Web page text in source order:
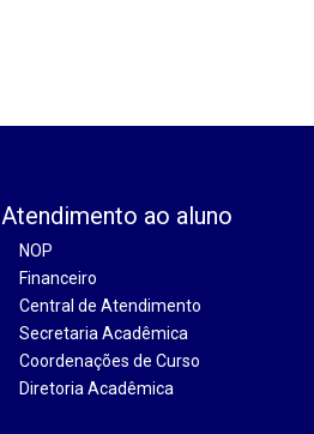
Atendimento ao aluno
NOP
Financeiro
Central de Atendimento
Secretaria Acadêmica
Coordenações de Curso
Diretoria Acadêmica